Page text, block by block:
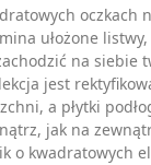
oczkach
ułożone
na siebie
jest
a płytki
jak na
o kwadratowych